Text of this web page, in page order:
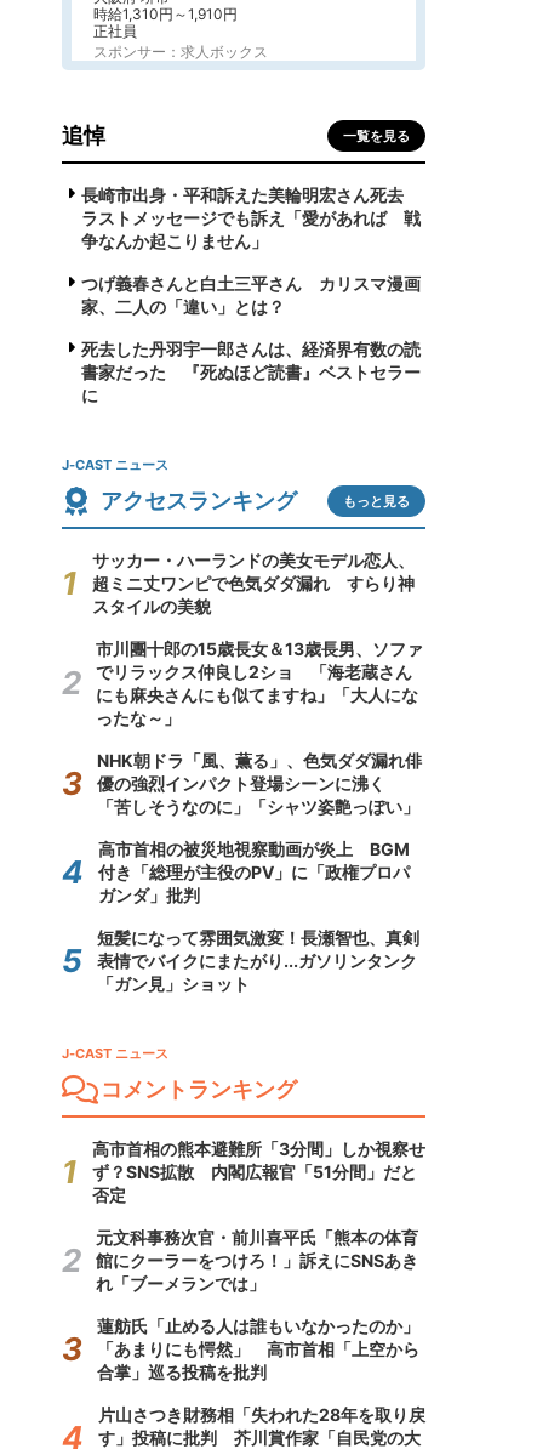
時給1,310円～1,910円
正社員
スポンサー：求人ボックス
追悼 一覧を見る
長崎市出身・平和訴えた美輪明宏さん死去
ラストメッセージでも訴え「愛があれば 戦
争なんか起こりません」
つげ義春さんと白土三平さん カリスマ漫画
家、二人の「違い」とは？
死去した丹羽宇一郎さんは、経済界有数の読
書家だった 『死ぬほど読書』ベストセラー
に
J-CAST ニュース
アクセスランキング もっと見る
サッカー・ハーランドの美女モデル恋人、
超ミニ丈ワンピで色気ダダ漏れ すらり神
スタイルの美貌
市川團十郎の15歳長女＆13歳長男、ソファ
でリラックス仲良し2ショ 「海老蔵さん
にも麻央さんにも似てますね」「大人にな
ったな～」
NHK朝ドラ「風、薫る」、色気ダダ漏れ俳
優の強烈インパクト登場シーンに沸く
「苦しそうなのに」「シャツ姿艶っぽい」
高市首相の被災地視察動画が炎上 BGM
付き「総理が主役のPV」に「政権プロパ
ガンダ」批判
短髪になって雰囲気激変！長瀬智也、真剣
表情でバイクにまたがり...ガソリンタンク
「ガン見」ショット
J-CAST ニュース
コメントランキング
高市首相の熊本避難所「3分間」しか視察せ
ず？SNS拡散 内閣広報官「51分間」だと
否定
元文科事務次官・前川喜平氏「熊本の体育
館にクーラーをつけろ！」訴えにSNSあき
れ「ブーメランでは」
蓮舫氏「止める人は誰もいなかったのか」
「あまりにも愕然」 高市首相「上空から
合掌」巡る投稿を批判
片山さつき財務相「失われた28年を取り戻
す」投稿に批判 芥川賞作家「自民党の大